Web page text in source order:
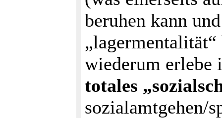
beruhen kann
wiederum erlebe
totales
sozialamtgehen/